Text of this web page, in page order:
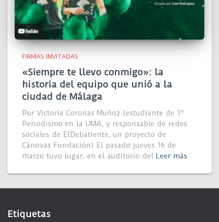
FIRMAS INVITADAS
«Siempre te llevo conmigo»: la
historia del equipo que unió a la
ciudad de Málaga
Por Victoria Coronas Muñoz (estudiante de 1º
Periodismo en la UMA, y responsable de redes
sociales de ElDebatiente, un proyecto de
Cánovas Fundación) El pasado jueves 16 de
marzo tuvo lugar, en el auditorio del Leer más
Etiquetas